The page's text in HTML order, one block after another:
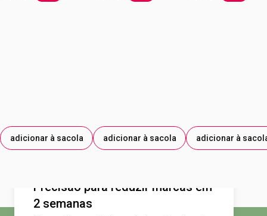
GRÃO DE ZEA MAYS; EXTRATO DA RAIZ DE GLYCYRRHIZA
adicionar à sacola adicionar à sacola adicionar à
Precisão para reduzir marcas em
2 semanas